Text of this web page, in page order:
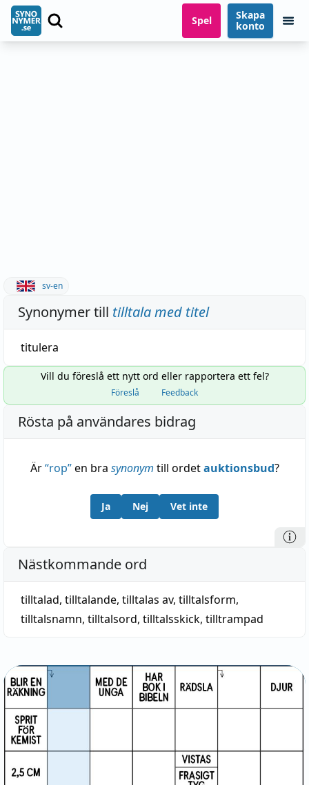
Spel
Skapa
konto
sv-en
Synonymer till tilltala med titel
titulera
Vill du föreslå ett nytt ord eller rapportera ett fel?
Föreslå Feedback
Rösta på användares bidrag
Är“rop”en bra synonym till ordetauktionsbud?
Ja Nej Vet inte
Nästkommande ord
tilltalad, tilltalande, tilltalas av, tilltalsform,
tilltalsnamn, tilltalsord, tilltalsskick, tilltrampad